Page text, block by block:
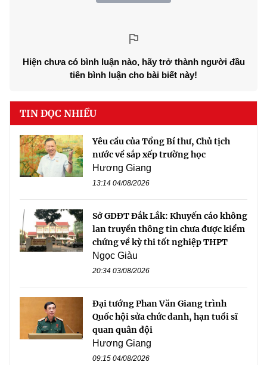
Hiện chưa có bình luận nào, hãy trở thành người đầu
tiên bình luận cho bài biết này!
TIN ĐỌC NHIỀU
Yêu cầu của Tổng Bí thư, Chủ tịch
nước về sắp xếp trường học
Hương Giang
13:14 04/08/2026
Sở GDĐT Đắk Lắk: Khuyến cáo không
lan truyền thông tin chưa được kiểm
chứng về kỳ thi tốt nghiệp THPT
Ngọc Giàu
20:34 03/08/2026
Đại tướng Phan Văn Giang trình
Quốc hội sửa chức danh, hạn tuổi sĩ
quan quân đội
Hương Giang
09:15 04/08/2026